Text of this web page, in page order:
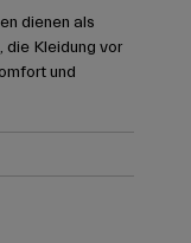
dienen als
die Kleidung vor
und